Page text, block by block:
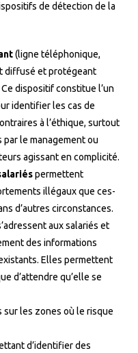
de détection de la
(ligne téléphonique,
diffusé et protégeant
dispositif constitue l’un
identifier les cas de
à l’éthique, surtout
le management ou
agissant en complicité.
permettent
illégaux que ces-
d’autres circonstances.
aux salariés et
des informations
Elles permettent
d’attendre qu’elle se
sur les zones où le risque
d’identifier des